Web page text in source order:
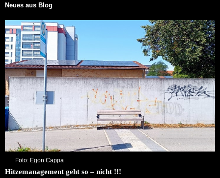
Neues aus Blog
Foto: Egon Cappa
Hitzemanagement geht so – nicht !!!